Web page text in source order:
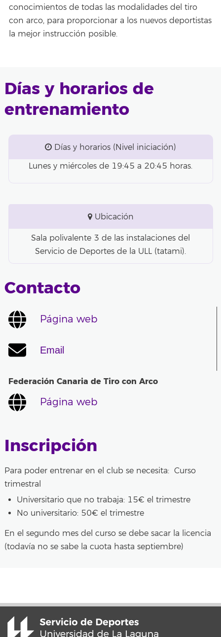
conocimientos de todas las modalidades del tiro
con arco, para proporcionar a los nuevos deportistas
la mejor instrucción posible.
Días y horarios de
entrenamiento
Días y horarios (Nivel iniciación)
Lunes y miércoles de 19:45 a 20:45 horas.
Ubicación
Sala polivalente 3 de las instalaciones del
Servicio de Deportes de la ULL (tatami).
Contacto
Página web
Email
Federación Canaria de Tiro con Arco
Página web
Inscripción
Para poder entrenar en el club se necesita: Curso
trimestral
Universitario que no trabaja: 15€ el trimestre
No universitario: 50€ el trimestre
En el segundo mes del curso se debe sacar la licencia
(todavía no se sabe la cuota hasta septiembre)